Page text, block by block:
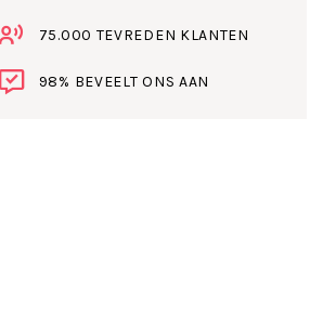
75.000 TEVREDEN KLANTEN
98% BEVEELT ONS AAN